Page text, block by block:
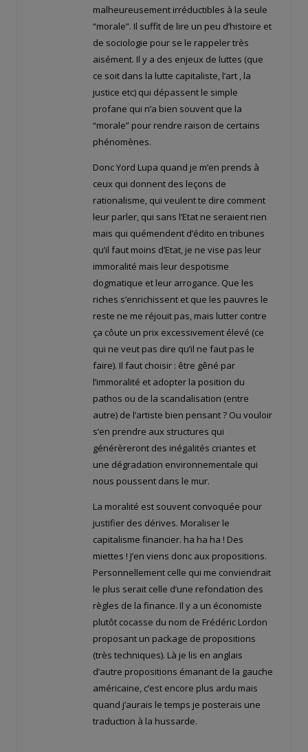
malheureusement irréductibles à la seule
“morale”. Il suffit de lire un peu d’histoire et
de sociologie pour se le rappeler très
aisément. Il y a des enjeux de luttes (que
ce soit dans la lutte capitaliste, l’art , la
justice etc) qui dépassent le simple
profane qui n’a bien souvent que la
“morale” pour rendre raison de certains
phénomènes.
Donc Yord Lupa quand je m’en prends à
ceux qui donnent des leçons de
rationalisme, qui veulent te dire comment
leur parler, qui sans l’Etat ne seraient rien
mais qui quémendent d’édito en tribunes
qu’il faut moins d’Etat, je ne vise pas leur
immoralité mais leur despotisme
dogmatique et leur arrogance. Que les
riches s’enrichissent et que les pauvres le
reste ne me réjouit pas, mais lutter contre
ça côute un prix excessivement élevé (ce
qui ne veut pas dire qu’il ne faut pas le
faire). Il faut choisir : être gêné par
l’immoralité et adopter la position du
pathos ou de la scandalisation (entre
autre) de l’artiste bien pensant ? Ou vouloir
s’en prendre aux structures qui
générèreront des inégalités criantes et
une dégradation environnementale qui
nous poussent dans le mur.
La moralité est souvent convoquée pour
justifier des dérives. Moraliser le
capitalisme financier. ha ha ha ! Des
miettes ! J’en viens donc aux propositions.
Personnellement celle qui me conviendrait
le plus serait celle d’une refondation des
règles de la finance. Il y a un économiste
plutôt cocasse du nom de Frédéric Lordon
proposant un package de propositions
(très techniques). Là je lis en anglais
d’autre propositions émanant de la gauche
américaine, c’est encore plus ardu mais
quand j’aurais le temps je posterais une
traduction à la hussarde.